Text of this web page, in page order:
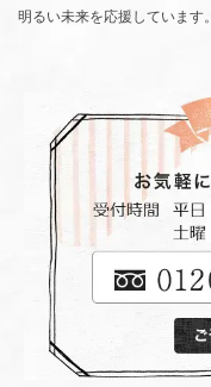
明るい未来を応援しています。